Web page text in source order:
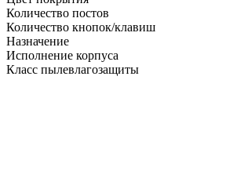
Количество постов
Количество кнопок/клавиш
Назначение
Исполнение корпуса
Класс пылевлагозащиты